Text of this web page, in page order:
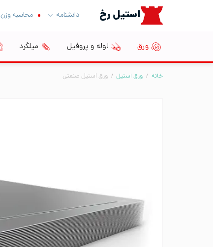
استیل رخ دانشنامه محاسبه وزن
ورق لوله و پروفیل میلگرد
خانه / ورق استیل / ورق استیل صنعتی